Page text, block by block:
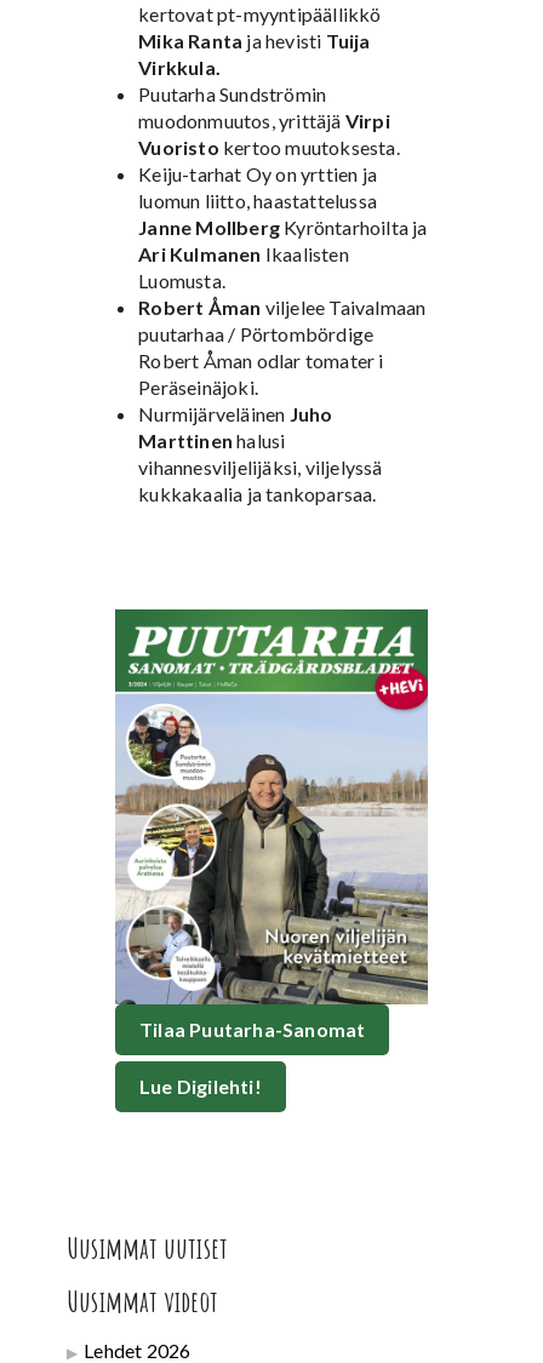
kertovat pt-myyntipäällikkö
Mika Ranta ja hevisti Tuija
Virkkula.
Puutarha Sundströmin
muodonmuutos, yrittäjä Virpi
Vuoristo kertoo muutoksesta.
Keiju-tarhat Oy on yrttien ja
luomun liitto, haastattelussa
Janne Mollberg Kyröntarhoilta ja
Ari Kulmanen Ikaalisten
Luomusta.
Robert Åman viljelee Taivalmaan
puutarhaa / Pörtombördige
Robert Åman odlar tomater i
Peräseinäjoki.
Nurmijärveläinen Juho
Marttinen halusi
vihannesviljelijäksi, viljelyssä
kukkakaalia ja tankoparsaa.
Tilaa Puutarha-Sanomat
Lue Digilehti!
Uusimmat uutiset
Uusimmat videot
Lehdet 2026